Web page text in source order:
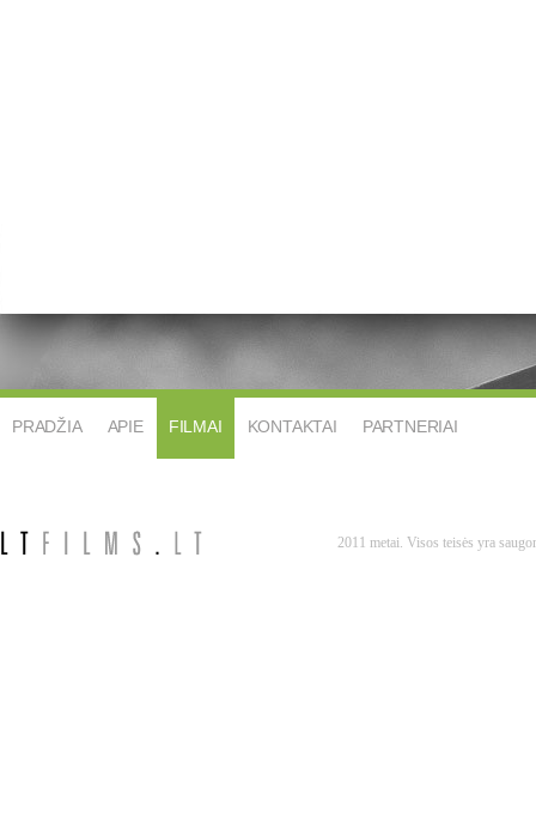
PRADŽIA APIE FILMAI KONTAKTAI PARTNERIAI
2011 metai. Visos teisės yra